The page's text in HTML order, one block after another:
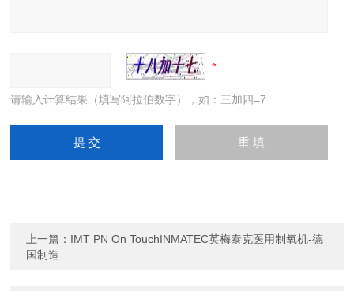
请输入计算结果（填写阿拉伯数字），如：三加四=7
上一篇： IMT PN On TouchINMATEC英梅泰克医用制氧机-德
国制造